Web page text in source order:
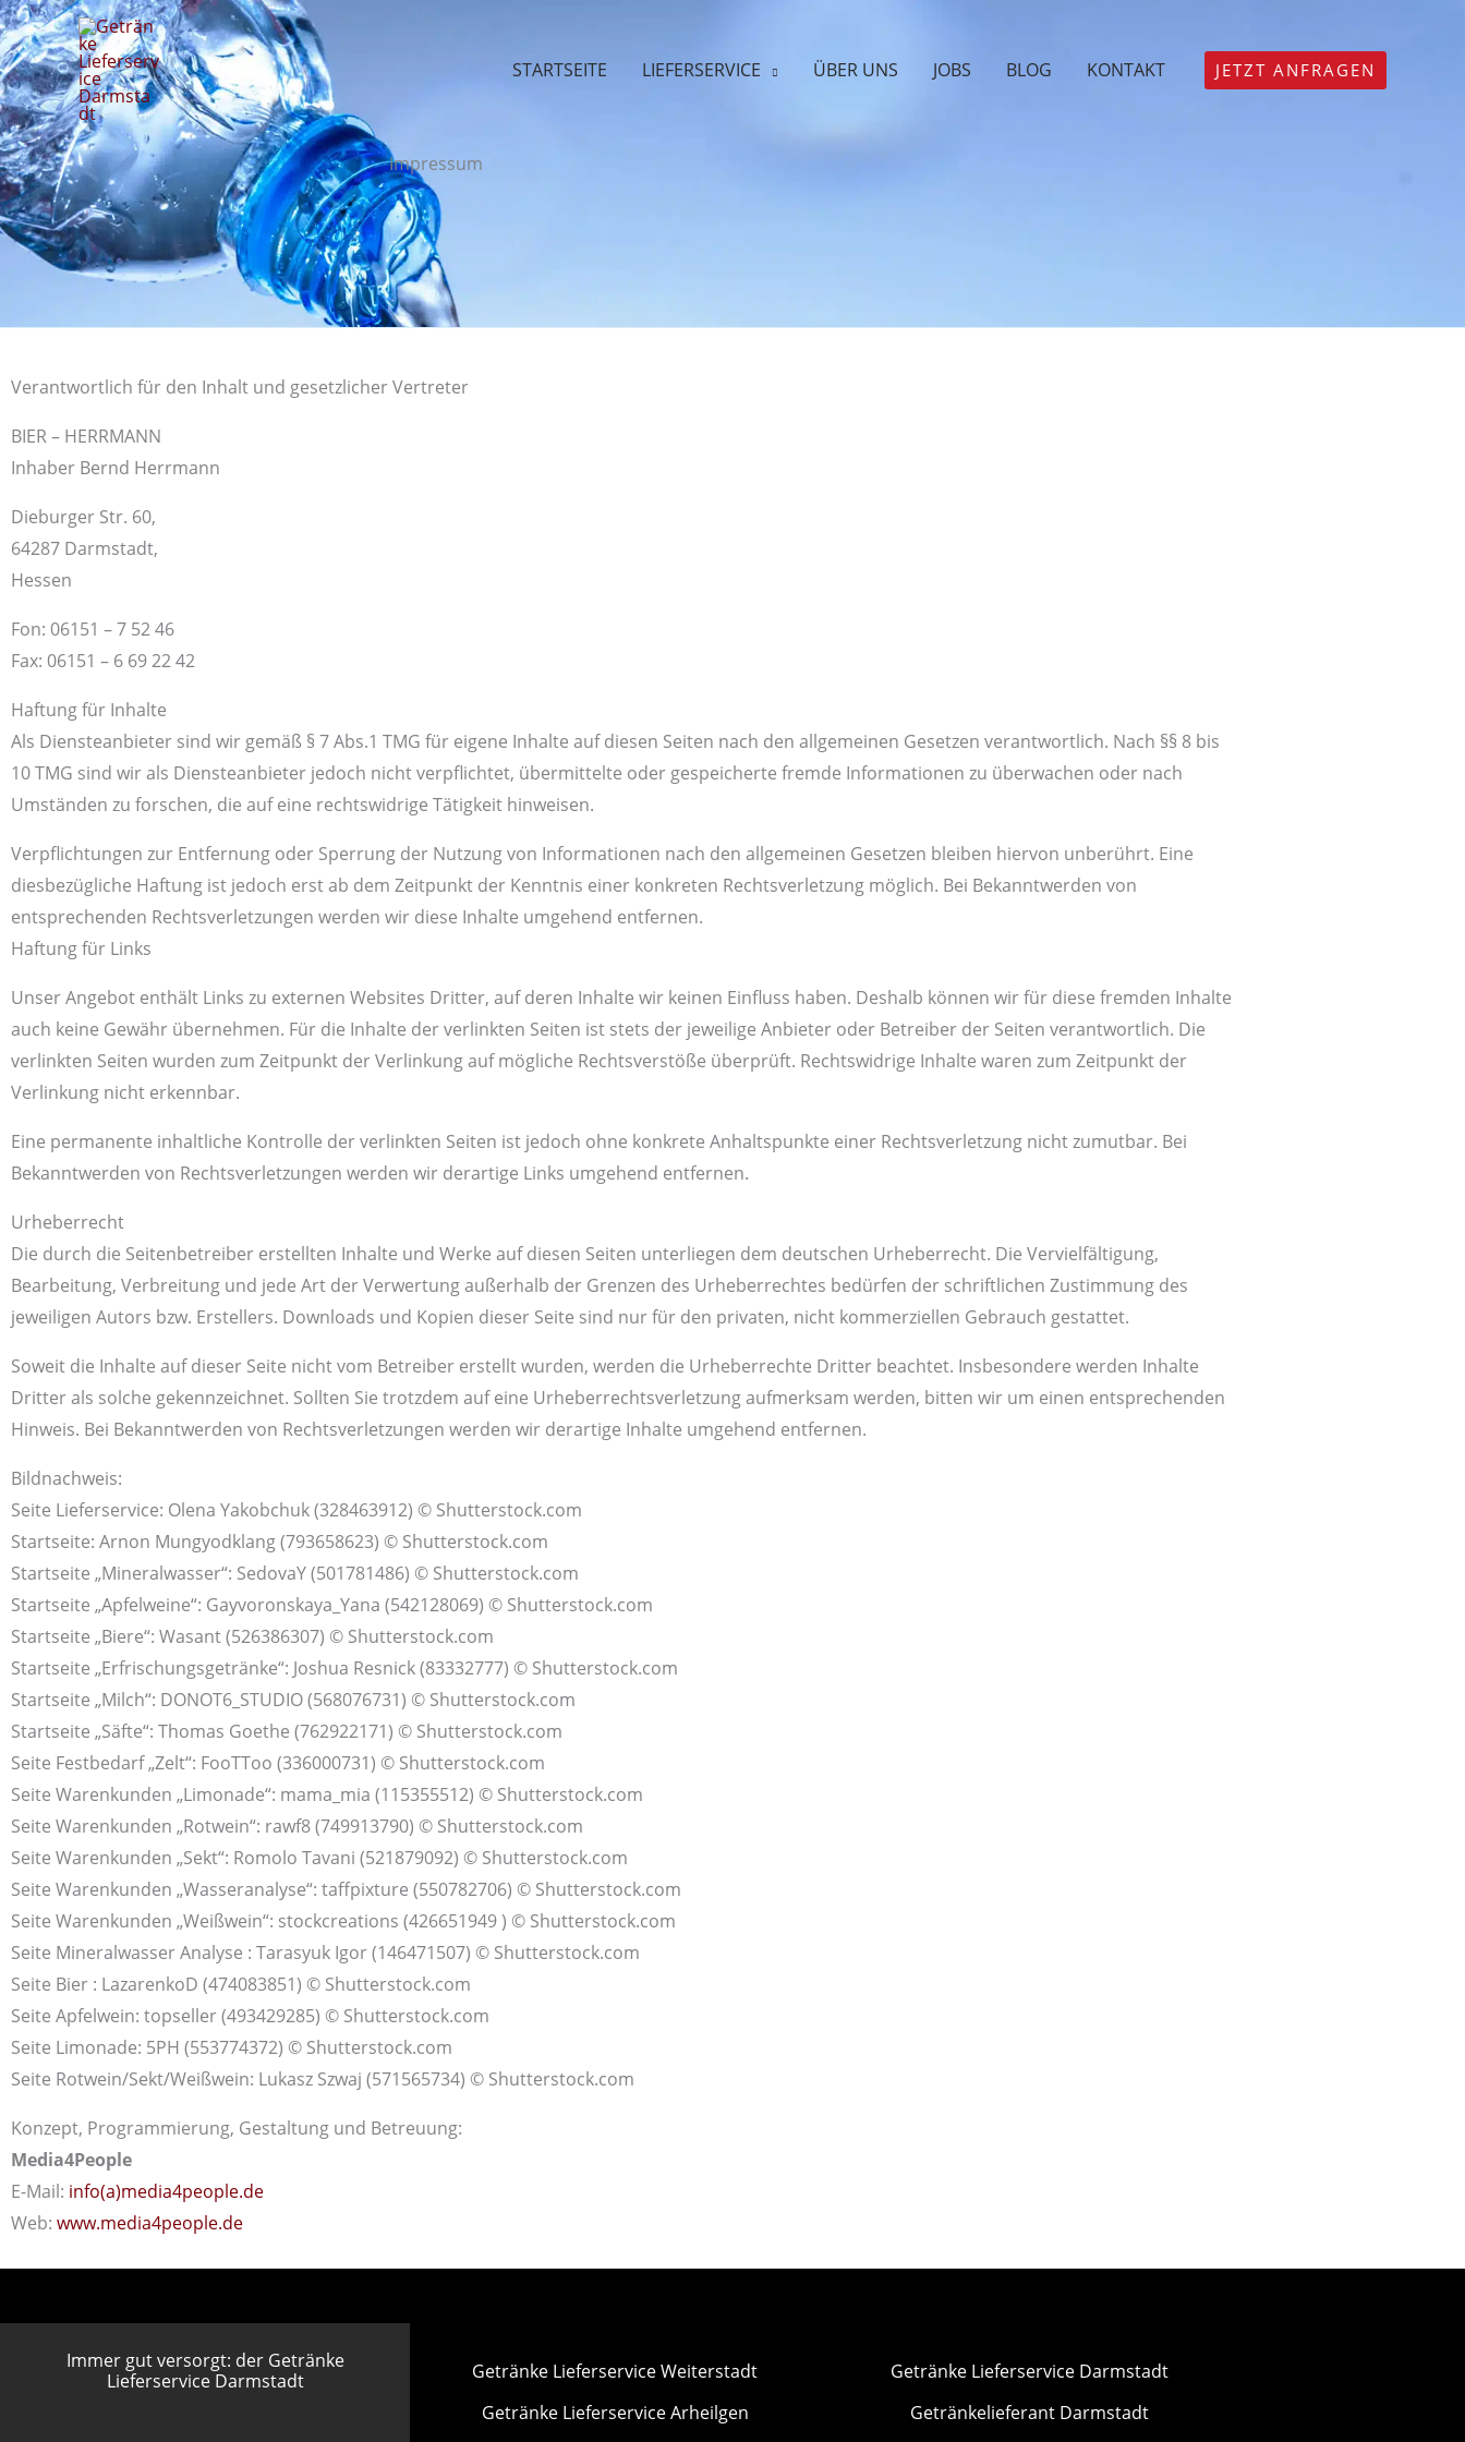
Zum
Inhalt
springen
STARTSEITE LIEFERSERVICE ÜBER UNS JOBS BLOG KONTAKT JETZT ANFRAGEN
Impressum
Verantwortlich für den Inhalt und gesetzlicher Vertreter
BIER – HERRMANN
Inhaber Bernd Herrmann
Dieburger Str. 60,
64287 Darmstadt,
Hessen
Fon: 06151 – 7 52 46
Fax: 06151 – 6 69 22 42
Haftung für Inhalte
Als Diensteanbieter sind wir gemäß § 7 Abs.1 TMG für eigene Inhalte auf diesen Seiten nach den allgemeinen Gesetzen verantwortlich. Nach §§ 8 bis
10 TMG sind wir als Diensteanbieter jedoch nicht verpflichtet, übermittelte oder gespeicherte fremde Informationen zu überwachen oder nach
Umständen zu forschen, die auf eine rechtswidrige Tätigkeit hinweisen.
Verpflichtungen zur Entfernung oder Sperrung der Nutzung von Informationen nach den allgemeinen Gesetzen bleiben hiervon unberührt. Eine
diesbezügliche Haftung ist jedoch erst ab dem Zeitpunkt der Kenntnis einer konkreten Rechtsverletzung möglich. Bei Bekanntwerden von
entsprechenden Rechtsverletzungen werden wir diese Inhalte umgehend entfernen.
Haftung für Links
Unser Angebot enthält Links zu externen Websites Dritter, auf deren Inhalte wir keinen Einfluss haben. Deshalb können wir für diese fremden Inhalte
auch keine Gewähr übernehmen. Für die Inhalte der verlinkten Seiten ist stets der jeweilige Anbieter oder Betreiber der Seiten verantwortlich. Die
verlinkten Seiten wurden zum Zeitpunkt der Verlinkung auf mögliche Rechtsverstöße überprüft. Rechtswidrige Inhalte waren zum Zeitpunkt der
Verlinkung nicht erkennbar.
Eine permanente inhaltliche Kontrolle der verlinkten Seiten ist jedoch ohne konkrete Anhaltspunkte einer Rechtsverletzung nicht zumutbar. Bei
Bekanntwerden von Rechtsverletzungen werden wir derartige Links umgehend entfernen.
Urheberrecht
Die durch die Seitenbetreiber erstellten Inhalte und Werke auf diesen Seiten unterliegen dem deutschen Urheberrecht. Die Vervielfältigung,
Bearbeitung, Verbreitung und jede Art der Verwertung außerhalb der Grenzen des Urheberrechtes bedürfen der schriftlichen Zustimmung des
jeweiligen Autors bzw. Erstellers. Downloads und Kopien dieser Seite sind nur für den privaten, nicht kommerziellen Gebrauch gestattet.
Soweit die Inhalte auf dieser Seite nicht vom Betreiber erstellt wurden, werden die Urheberrechte Dritter beachtet. Insbesondere werden Inhalte
Dritter als solche gekennzeichnet. Sollten Sie trotzdem auf eine Urheberrechtsverletzung aufmerksam werden, bitten wir um einen entsprechenden
Hinweis. Bei Bekanntwerden von Rechtsverletzungen werden wir derartige Inhalte umgehend entfernen.
Bildnachweis:
Seite Lieferservice: Olena Yakobchuk (328463912) © Shutterstock.com
Startseite: Arnon Mungyodklang (793658623) © Shutterstock.com
Startseite „Mineralwasser“: SedovaY (501781486) © Shutterstock.com
Startseite „Apfelweine“: Gayvoronskaya_Yana (542128069) © Shutterstock.com
Startseite „Biere“: Wasant (526386307) © Shutterstock.com
Startseite „Erfrischungsgetränke“: Joshua Resnick (83332777) © Shutterstock.com
Startseite „Milch“: DONOT6_STUDIO (568076731) © Shutterstock.com
Startseite „Säfte“: Thomas Goethe (762922171) © Shutterstock.com
Seite Festbedarf „Zelt“: FooTToo (336000731) © Shutterstock.com
Seite Warenkunden „Limonade“: mama_mia (115355512) © Shutterstock.com
Seite Warenkunden „Rotwein“: rawf8 (749913790) © Shutterstock.com
Seite Warenkunden „Sekt“: Romolo Tavani (521879092) © Shutterstock.com
Seite Warenkunden „Wasseranalyse“: taffpixture (550782706) © Shutterstock.com
Seite Warenkunden „Weißwein“: stockcreations (426651949 ) © Shutterstock.com
Seite Mineralwasser Analyse : Tarasyuk Igor (146471507) © Shutterstock.com
Seite Bier : LazarenkoD (474083851) © Shutterstock.com
Seite Apfelwein: topseller (493429285) © Shutterstock.com
Seite Limonade: 5PH (553774372) © Shutterstock.com
Seite Rotwein/Sekt/Weißwein: Lukasz Szwaj (571565734) © Shutterstock.com
Konzept, Programmierung, Gestaltung und Betreuung:
Media4People
E-Mail: info(a)media4people.de
Web: www.media4people.de
Immer gut versorgt: der Getränke
Lieferservice Darmstadt
Getränke Lieferservice Weiterstadt
Getränke Lieferservice Arheilgen
Getränke Lieferservice Darmstadt
Getränkelieferant Darmstadt